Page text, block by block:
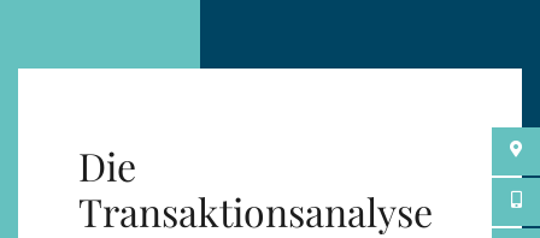
Die
Transaktionsanalyse